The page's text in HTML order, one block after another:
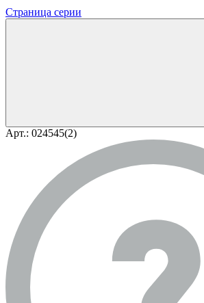
Страница серии
Арт.: 024545(2)